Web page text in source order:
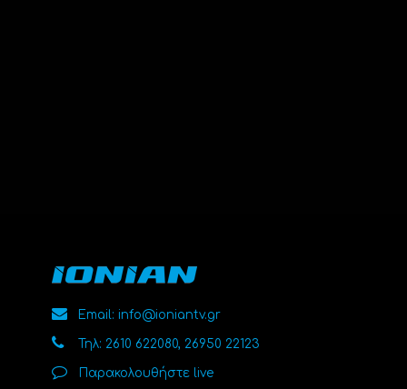
Email: info@ioniantv.gr
Τηλ: 2610 622080, 26950 22123
Παρακολουθήστε live